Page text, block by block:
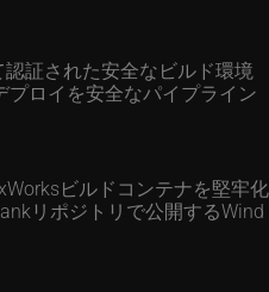
証された安全なビルド環境
プロイを安全なパイプライン
ビルドコンテナを堅牢化
リポジトリで公開するWind